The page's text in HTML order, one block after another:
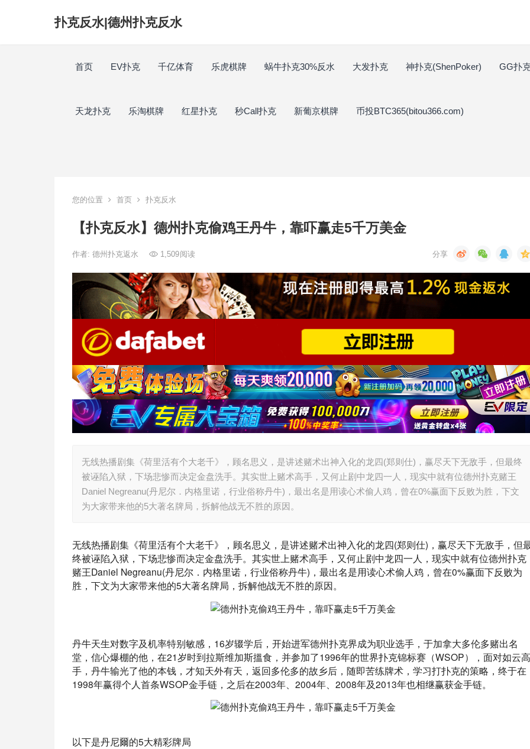
扑克反水|德州扑克反水
首页 EV扑克 千亿体育 乐虎棋牌 蜗牛扑克30%反水 大发扑克 神扑克(ShenPoker) GG扑
天龙扑克 乐淘棋牌 红星扑克 秒Call扑克 新葡京棋牌 币投BTC365(bitou366.com)
您的位置 首页 扑克反水
【扑克反水】德州扑克偷鸡王丹牛，靠吓赢走5千万美金
作者: 德州扑克返水 1,509阅读
无线热播剧集《荷里活有个大老千》，顾名思义，是讲述赌术出神入化的龙四(郑则仕)，赢尽天下无敌手，但最终
被诬陷入狱，下场悲惨而决定金盘洗手。其实世上赌术高手，又何止剧中龙四一人，现实中就有位德州扑克赌王
Daniel Negreanu(丹尼尔．内格里诺，行业俗称丹牛)，最出名是用读心术偷人鸡，曾在0%赢面下反败为胜，下文
为大家带来他的5大著名牌局，拆解他战无不胜的原因。
无线热播剧集《荷里活有个大老千》，顾名思义，是讲述赌术出神入化的龙四(郑则仕)，赢尽天下无敌手，但
终被诬陷入狱，下场悲惨而决定金盘洗手。其实世上赌术高手，又何止剧中龙四一人，现实中就有位德州扑克
赌王Daniel Negreanu(丹尼尔．内格里诺，行业俗称丹牛)，最出名是用读心术偷人鸡，曾在0%赢面下反败为
胜，下文为大家带来他的5大著名牌局，拆解他战无不胜的原因。
丹牛天生对数字及机率特别敏感，16岁辍学后，开始进军德州扑克界成为职业选手，于加拿大多伦多赌出名
堂，信心爆棚的他，在21岁时到拉斯维加斯搵食，并参加了1996年的世界扑克锦标赛（WSOP），面对如云高
手，丹牛输光了他的本钱，才知天外有天，返回多伦多的故乡后，随即苦练牌术，学习打扑克的策略，终于在
1998年赢得个人首条WSOP金手链，之后在2003年、2004年、2008年及2013年也相继赢获金手链。
以下是丹尼爾的5大精彩牌局